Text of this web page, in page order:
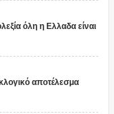
όλη η Ελλαδα είναι
αποτέλεσμα